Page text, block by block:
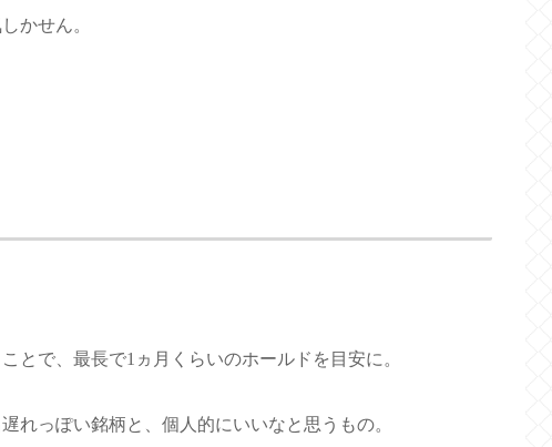
かせん。
とで、最長で1ヵ月くらいのホールドを目安に。
れっぽい銘柄と、個人的にいいなと思うもの。